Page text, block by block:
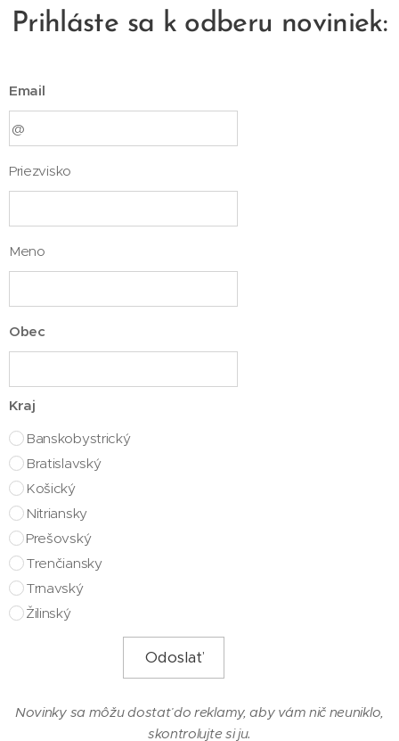
Prihláste sa k odberu noviniek:
Email
Priezvisko
Meno
Obec
Kraj
Banskobystrický
Bratislavský
Košický
Nitriansky
Prešovský
Trenčiansky
Trnavský
Žilinský
Odoslať
Novinky sa môžu dostať do reklamy, aby vám nič neuniklo,
skontrolujte si ju.